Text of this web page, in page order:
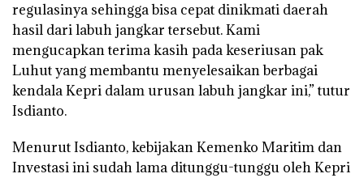
regulasinya sehingga bisa cepat dinikmati daerah
hasil dari labuh jangkar tersebut. Kami
mengucapkan terima kasih pada keseriusan pak
Luhut yang membantu menyelesaikan berbagai
kendala Kepri dalam urusan labuh jangkar ini,” tutur
Isdianto.
Menurut Isdianto, kebijakan Kemenko Maritim dan
Investasi ini sudah lama ditunggu-tunggu oleh Kepri